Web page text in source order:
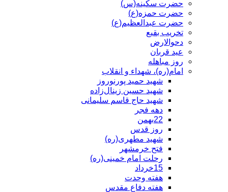
حضرت سکینه(س)
حضرت حمزه(ع)
حضرت عبدالعظیم(ع)
تخریب بقیع
دحوالارض
عید قربان
روز مباهله
امام(ره)، شهداء و انقلاب
شهید حمید پورنوروز
شهید حسین زینال‌زاده
شهید حاج قاسم سلیمانی
دهه فجر
22بهمن
روز قدس
شهید مطهری(ره)
فتح خرمشهر
رحلت امام خمینی(ره)
15خرداد
هفته وحدت
هفته دفاع مقدس